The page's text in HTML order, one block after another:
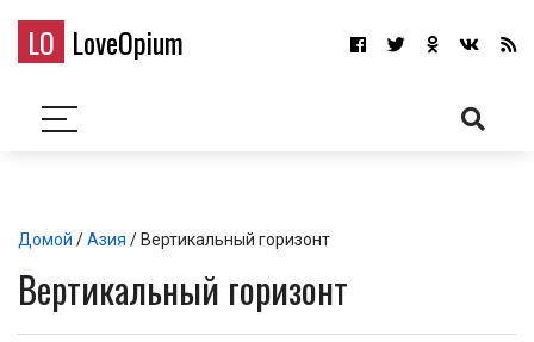
LO LoveOpium
Домой /Азия / Вертикальный горизонт
Вертикальный горизонт